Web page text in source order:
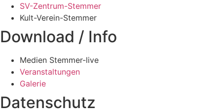
SV-Zentrum-Stemmer
Kult-Verein-Stemmer
Download / Info
Medien Stemmer-live
Veranstaltungen
Galerie
Datenschutz